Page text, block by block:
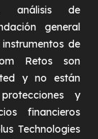
análisis de
general
de
Retos son
y no están
y
financieros
Technologies